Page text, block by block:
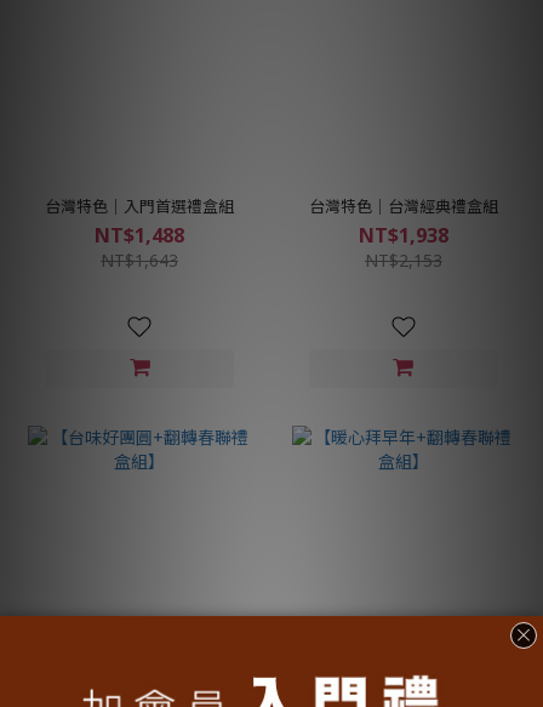
台灣特色｜入門首選禮盒組
NT$1,488
NT$1,643
台灣特色｜台灣經典禮盒組
NT$1,938
NT$2,153
組】
【暖心拜早年+翻轉春聯禮盒
組】